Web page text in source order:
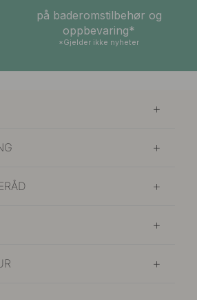
på baderomstilbehør og
oppbevaring*
*Gjelder ikke nyheter